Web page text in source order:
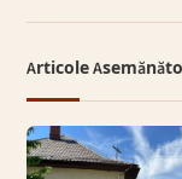
Articole